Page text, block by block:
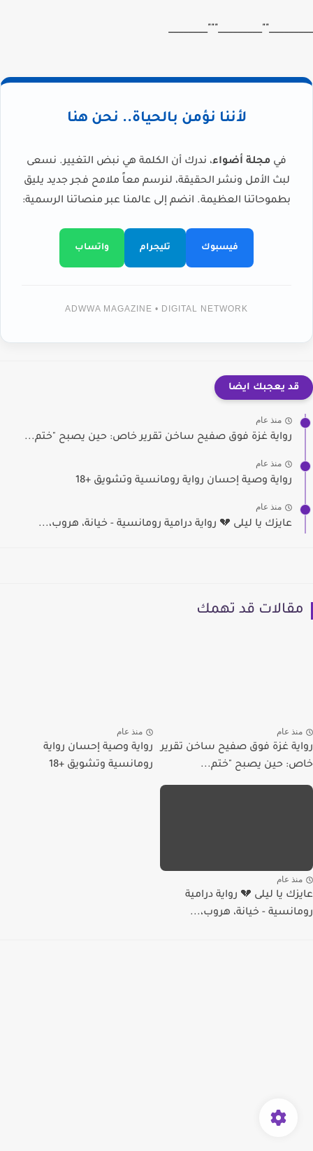
_________""_________"""________
لأننا نؤمن بالحياة.. نحن هنا
في مجلة أضواء، ندرك أن الكلمة هي نبض التغيير. نسعى
لبث الأمل ونشر الحقيقة، لنرسم معاً ملامح فجر جديد يليق
بطموحاتنا العظيمة. انضم إلى عالمنا عبر منصاتنا الرسمية:
فيسبوك تليجرام واتساب
ADWWA MAGAZINE • DIGITAL NETWORK
قد يعجبك ايضا
منذ عام
رواية غزة فوق صفيح ساخن تقرير خاص: حين يصبح "ختم...
منذ عام
رواية وصية إحسان رواية رومانسية وتشويق +18
منذ عام
عايزك يا ليلى 💔 رواية درامية رومانسية - خيانة، هروب،...
مقالات قد تهمك
منذ عام
رواية غزة فوق صفيح ساخن تقرير
خاص: حين يصبح "ختم...
منذ عام
رواية وصية إحسان رواية
رومانسية وتشويق +18
منذ عام
عايزك يا ليلى 💔 رواية درامية
رومانسية - خيانة، هروب،...